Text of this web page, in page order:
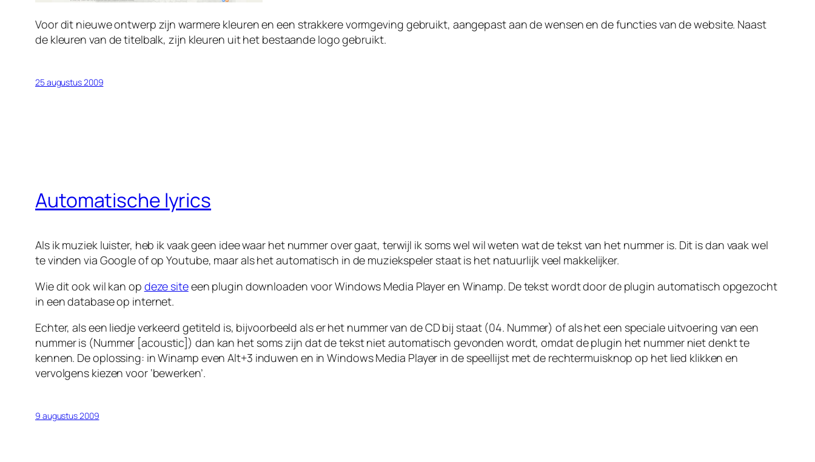
Voor dit nieuwe ontwerp zijn warmere kleuren en een strakkere vormgeving gebruikt, aangepast aan de wensen en de functies van de website. Naast
de kleuren van de titelbalk, zijn kleuren uit het bestaande logo gebruikt.
25 augustus 2009
Automatische lyrics
Als ik muziek luister, heb ik vaak geen idee waar het nummer over gaat, terwijl ik soms wel wil weten wat de tekst van het nummer is. Dit is dan vaak wel
te vinden via Google of op Youtube, maar als het automatisch in de muziekspeler staat is het natuurlijk veel makkelijker.
Wie dit ook wil kan op deze siteeen plugin downloaden voor Windows Media Player en Winamp. De tekst wordt door de plugin automatisch opgezocht
in een database op internet.
Echter, als een liedje verkeerd getiteld is, bijvoorbeeld als er het nummer van de CD bij staat (04. Nummer) of als het een speciale uitvoering van een
nummer is (Nummer [acoustic]) dan kan het soms zijn dat de tekst niet automatisch gevonden wordt, omdat de plugin het nummer niet denkt te
kennen. De oplossing: in Winamp even Alt+3 induwen en in Windows Media Player in de speellijst met de rechtermuisknop op het lied klikken en
vervolgens kiezen voor ‘bewerken’.
9 augustus 2009